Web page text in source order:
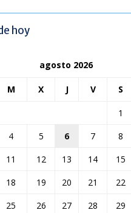
hoy
agosto 2026
M X J V S
1
4 5 6 7 8
11 12 13 14 15
18 19 20 21 22
25 26 27 28 29